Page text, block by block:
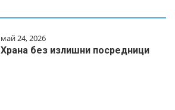
май 24, 2026
Храна без излишни посредници